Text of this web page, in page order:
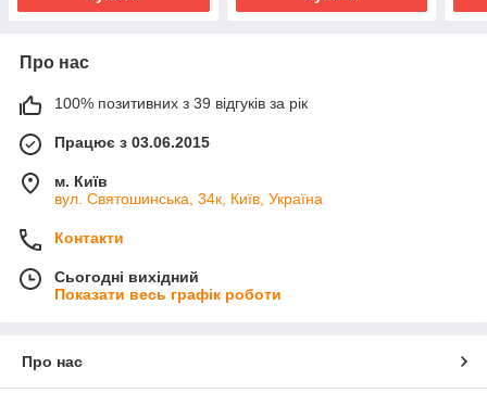
Про нас
100% позитивних з 39 відгуків за рік
Працює з 03.06.2015
м. Київ
вул. Святошинська, 34к, Київ, Україна
Контакти
Сьогодні вихідний
Показати весь графік роботи
Про нас